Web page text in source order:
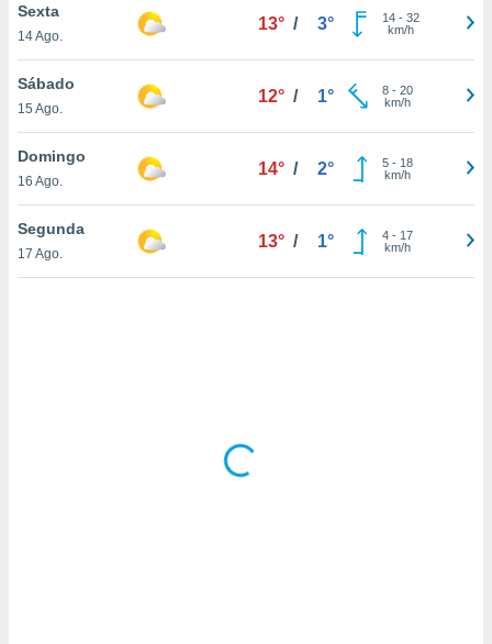
Sexta
14 Ago.
13° / 3° 14- 32
km/h
Sábado
15 Ago.
12° / 1° 8- 20
km/h
Domingo
16 Ago.
14° / 2° 5- 18
km/h
Segunda
17 Ago.
13° / 1° 4- 17
km/h